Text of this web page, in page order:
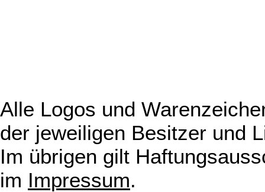
Alle Logos und
der jeweiligen Besitzer und
Im übrigen gilt
im Impressum.